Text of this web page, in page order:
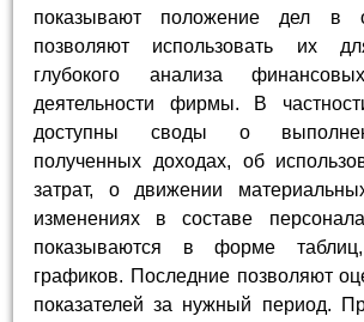
показывают положение дел в
позволяют использовать их
глубокого анализа
деятельности фирмы. В
доступны своды о
полученных доходах, об
затрат, о движении
изменениях в составе
показываются в форме
графиков. Последние позволяют
показателей за нужный период.